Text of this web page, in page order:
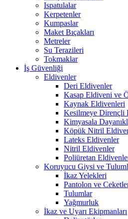
Ispatulalar
Kerpetenler
Kumpaslar
Maket Bıçakları
Metreler
Su Terazileri
Tokmaklar
İş Güvenliği
Eldivenler
Deri Eldivenler
Kasap Eldiveni ve
Kaynak Eldivenleri
Kesilmeye Dirençli
Kimyasala
Köpük Nitril
Lateks Eldivenler
Nitril Eldivenler
Poliüretan
Koruyucu Giysi ve
İkaz Yelekleri
Pantolon ve
Tulumlar
Yağmurluk
İkaz ve Uyarı Ekipmanları